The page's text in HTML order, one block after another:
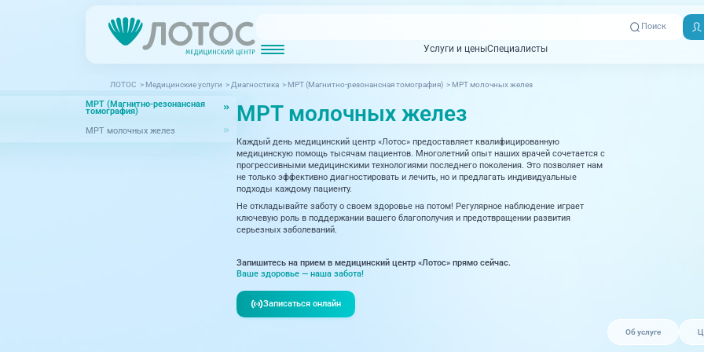
Поиск
Услуги и ценыСпециалисты
ЛОТОС > Медицинские услуги >Диагностика > МРТ (Магнитно-резонансная томография) > МРТ молочных желез
МРТ (Магнитно-резонансная
томография)
МРТ молочных желез
МРТ молочных желез
Каждый день медицинский центр «Лотос» предоставляет квалифицированную
медицинскую помощь тысячам пациентов. Многолетний опыт наших врачей сочетается с
прогрессивными медицинскими технологиями последнего поколения. Это позволяет нам
не только эффективно диагностировать и лечить, но и предлагать индивидуальные
подходы каждому пациенту.
Не откладывайте заботу о своем здоровье на потом! Регулярное наблюдение играет
ключевую роль в поддержании вашего благополучия и предотвращении развития
серьезных заболеваний.
Запишитесь на прием в медицинский центр «Лотос» прямо сейчас.
Ваше здоровье — наша забота!
Записаться онлайн
Об услуге
Акции
ПревентэйджПациентам
МРТ (Магнитно-резонансная томография) КТ (Компьютерная томография)УЗИ (Ультразвуковая диагностика)
Дерматовенерология
Интегративная медицина
Инфекционный кабинет
Кардиология
Неврология, рефлексотерапия
Онкология, маммология
Оториноларингология
Офтальмология
Проктология